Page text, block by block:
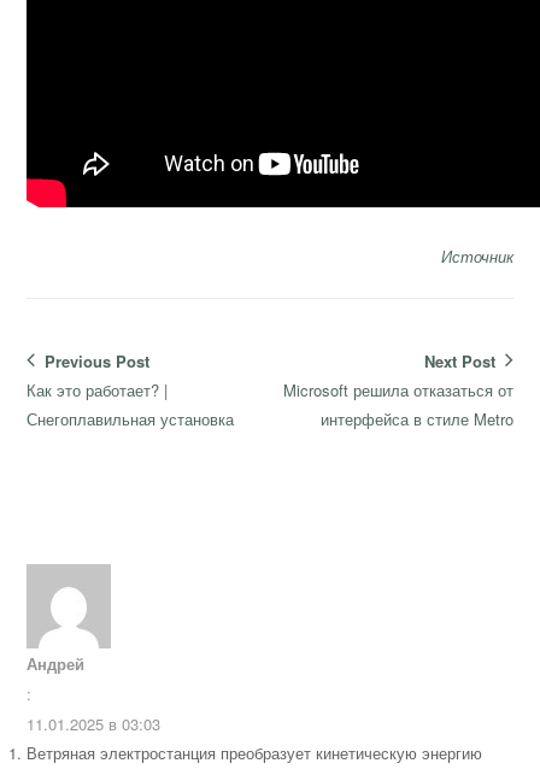
Источник
Навигация
по
записям
Previous Post
Previous
post:
Как это работает? |
Снегоплавильная установка
Next Post
Next
Microsoft решила отказаться от
интерфейса в стиле Metro
Андрей
:
11.01.2025 в 03:03
Ветряная электростанция преобразует кинетическую энергию